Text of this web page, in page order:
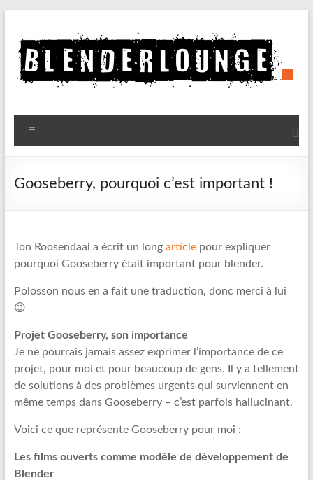
contenu
Blenderlounge
Le
de
Gooseberry, pourquoi c’est important !
Ton Roosendaal a écrit un long articlepour expliquer
pourquoi Gooseberry était important pour blender.
Polosson nous en a fait une traduction, donc merci à lui
😉
Projet Gooseberry, son importance
Je ne pourrais jamais assez exprimer l’importance de ce
projet, pour moi et pour beaucoup de gens. Il y a tellement
de solutions à des problèmes urgents qui surviennent en
même temps dans Gooseberry – c’est parfois hallucinant.
Voici ce que représente Gooseberry pour moi :
Les films ouverts comme modèle de développement de
Blender